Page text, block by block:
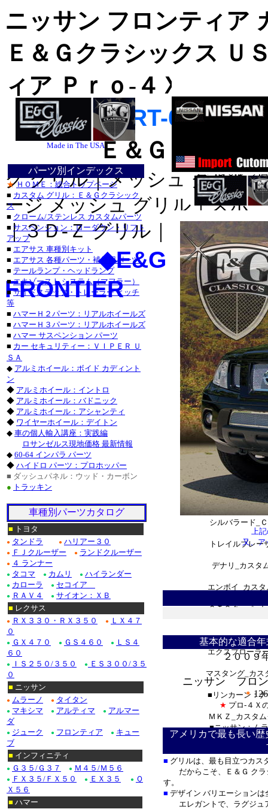
上
又、ア
基本的な適合
２００９
ニッサン フロ
＊
★ プロ-４Ｘ
アメリカで最も長い
■ グリルは、最も目立つカス
だからこそ、Ｅ＆Ｇ クラ
す。
■ デザイン バリエーションは
エレガントで、ラグジュ
■クライスラー
３００Ｍ_カス
セブリング_カ
デュランゴ_カ
チャージャー_
グランドチ
■トヨタ/北米ト
サーフ_カスタ
ハイランダー_カ
マトリックス_
■レクサス：Ｉ
ＧＸ_カスタム_
ＧＳ４６０_カ
シルバラード_
トレイルブレ
デナリ_カスタ
エンボイ_カス
ＣＴＳクーペ_
エクスプローラ
マスタング_カス
■リンカーン：
ＭＫＺ_カスタ
■ニッサン：ム
■インフィニテ
ＥＸ_
■ホンダ
グリル、
ＤＵＢ_ク
Made in The USA
パーツ別インデックス
★ ＨＯＭＥ：総合トップページ
■ カスタム グリル：Ｅ＆Ｇクラシック
ス
■ クローム/ステンレス カスタムパーツ
■ サスペンション：ローダウン・リフト
アップ
■ エアサス 車種別キット
■ エアサス 各種パーツ・補修用パーツ
■ テールランプ・ヘッドランプ
■エキゾースト システム（マフラー）
■サイドステップ・トレーラー ヒッチ
等
■ ハマーＨ２パーツ：リアルホイールズ
■ ハマーＨ３パーツ：リアルホイールズ
■ ハマー サスペンション パーツ
■ カー セキュリティー：ＶＩＰＥＲ Ｕ
ＳＡ
◆ アルミホイール：ボイド カディント
ン
◆ アルミホイール：イントロ
◆ アルミホイール：バドニック
◆ アルミホイール：アシャンティ
◆ ワイヤーホイール：デイトン
◆ 車の個人輸入講座：実践編
ロサンゼルス現地価格 最新情報
◆ 60-64 インパラ パーツ
◆ ハイドロ パーツ：プロホッパー
■ ダッシュパネル：ウッド・カーボン
● トラッキン
車種別パーツカタログ
■ トヨタ
● タンドラ ● ハリアー３０
● ＦＪクルーザー ● ランドクルーザー
● ４ ランナー
● タコマ ● カムリ ● ハイランダー
● カローラ ● セコイア
● ＲＡＶ４ ● サイオン：ＸＢ
■ レクサス
● ＲＸ３３０・ＲＸ３５０ ●
ＬＸ４７
０
● ＧＸ４７０ ● ＧＳ４６０ ●
ＬＳ４
６０
● ＩＳ２５０/３５０ ●
ＥＳ３００/３５
０
■ ニッサン
● ムラーノ ● タイタン
● マキシマ ● アルティマ ● アルマー
ダ
● ジューク ● フロンティア ● キュー
ブ
■ インフィニティ
● Ｇ３５/Ｇ３７ ● Ｍ４５/Ｍ５６
● ＦＸ３５/ＦＸ５０ ● ＥＸ３５ ● Ｑ
Ｘ５６
■ ハマー
ニッサン フロンティア
Ｅ＆Ｇクラシックス Ｕ
ィア Ｐｒｏ-４Ｘ：フ
【EG-NIS-FRT-02】
Ｅ＆Ｇ クラシ
ク グリル｜メッシュ グリル
ージ メッシュ グリル｜スポ
｜３Ｄ-Ｚ グリル｜Ｚ グリル
◆E&G
FRONTIER